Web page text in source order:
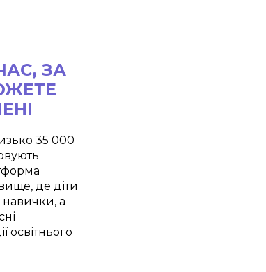
ЗА
35 000
де діти
а
освітнього